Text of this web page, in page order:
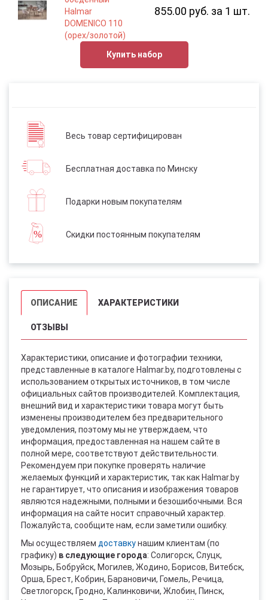
Halmar
DOMENICO 110
(орех/золотой)
855.00 руб. за 1 шт.
Купить набор
Весь товар сертифицирован
Бесплатная доставка по Минску
Подарки новым покупателям
Скидки постоянным покупателям
ОПИСАНИЕ ХАРАКТЕРИСТИКИ
ОТЗЫВЫ
Характеристики, описание и фотографии техники,
представленные в каталоге Halmar.by, подготовлены с
использованием открытых источников, в том числе
официальных сайтов производителей. Комплектация,
внешний вид и характеристики товара могут быть
изменены производителем без предварительного
уведомления, поэтому мы не утверждаем, что
информация, предоставленная на нашем сайте в
полной мере, соответствуют действительности.
Рекомендуем при покупке проверять наличие
желаемых функций и характеристик, так как Halmar.by
не гарантирует, что описания и изображения товаров
являются надежными, полными и безошибочными. Вся
информация на сайте носит справочный характер.
Пожалуйста, сообщите нам, если заметили ошибку.
Мы осуществляем доставкунашим клиентам (по
графику) в следующие города: Солигорск, Слуцк,
Мозырь, Бобруйск, Могилев, Жодино, Борисов, Витебск,
Орша, Брест, Кобрин, Барановичи, Гомель, Речица,
Светлогорск, Гродно, Калинковичи, Жлобин, Пинск,